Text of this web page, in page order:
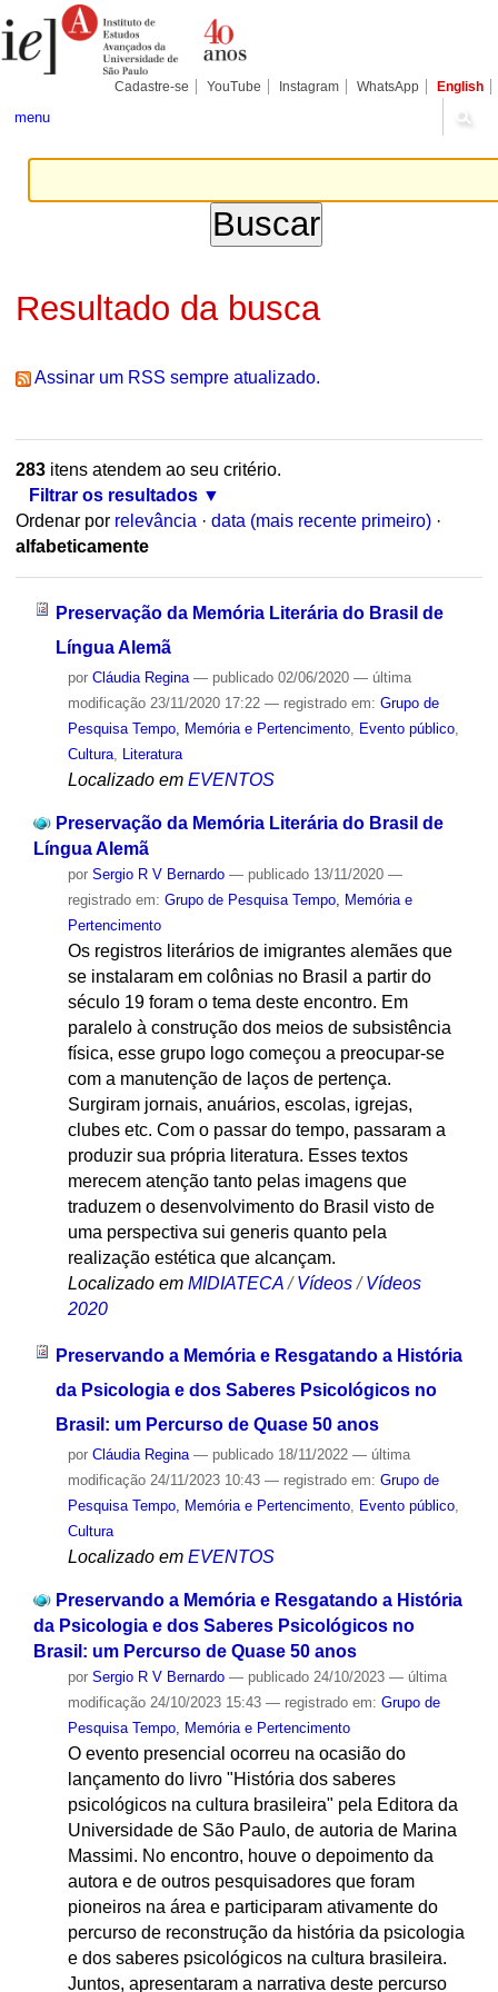
para
conteúdo.
Pessoais
Cadastre-se YouTube Instagram WhatsApp English
menu
Resultado da busca
Assinar um RSS sempre atualizado.
283itens atendem ao seu critério.
Filtrar os resultados
Ordenar por relevância · data (mais recente primeiro) ·
alfabeticamente
Preservação da Memória Literária do Brasil de
Língua Alemã
por Cláudia Regina — publicado02/06/2020 — última
modificação23/11/2020 17:22 — registrado em: Grupo de
Pesquisa Tempo, Memória e Pertencimento, Evento público,
Cultura, Literatura
Localizado em EVENTOS
Preservação da Memória Literária do Brasil de
Língua Alemã
por Sergio R V Bernardo — publicado13/11/2020 —
registrado em: Grupo de Pesquisa Tempo, Memória e
Pertencimento
Os registros literários de imigrantes alemães que
se instalaram em colônias no Brasil a partir do
século 19 foram o tema deste encontro. Em
paralelo à construção dos meios de subsistência
física, esse grupo logo começou a preocupar-se
com a manutenção de laços de pertença.
Surgiram jornais, anuários, escolas, igrejas,
clubes etc. Com o passar do tempo, passaram a
produzir sua própria literatura. Esses textos
merecem atenção tanto pelas imagens que
traduzem o desenvolvimento do Brasil visto de
uma perspectiva sui generis quanto pela
realização estética que alcançam.
Localizado em MIDIATECA /Vídeos /Vídeos
2020
Preservando a Memória e Resgatando a História
da Psicologia e dos Saberes Psicológicos no
Brasil: um Percurso de Quase 50 anos
por Cláudia Regina — publicado18/11/2022 — última
modificação24/11/2023 10:43 — registrado em: Grupo de
Pesquisa Tempo, Memória e Pertencimento, Evento público,
Cultura
Localizado em EVENTOS
Preservando a Memória e Resgatando a História
da Psicologia e dos Saberes Psicológicos no
Brasil: um Percurso de Quase 50 anos
por Sergio R V Bernardo — publicado24/10/2023 — última
modificação24/10/2023 15:43 — registrado em: Grupo de
Pesquisa Tempo, Memória e Pertencimento
O evento presencial ocorreu na ocasião do
lançamento do livro "História dos saberes
psicológicos na cultura brasileira" pela Editora da
Universidade de São Paulo, de autoria de Marina
Massimi. No encontro, houve o depoimento da
autora e de outros pesquisadores que foram
pioneiros na área e participaram ativamente do
percurso de reconstrução da história da psicologia
e dos saberes psicológicos na cultura brasileira.
Juntos, apresentaram a narrativa deste percurso